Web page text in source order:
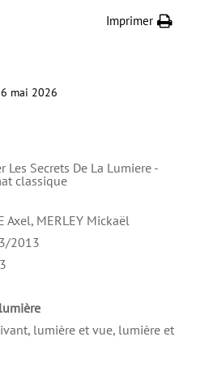
Imprimer
mai 2026
Axel, MERLEY Mickaël
2013
lumière et vue, lumière et